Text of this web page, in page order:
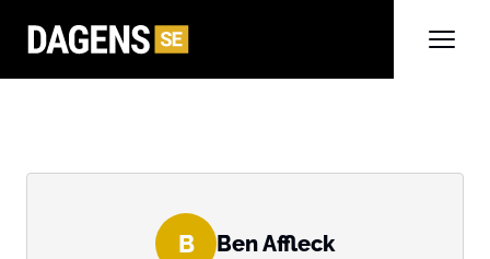
B Ben Affleck